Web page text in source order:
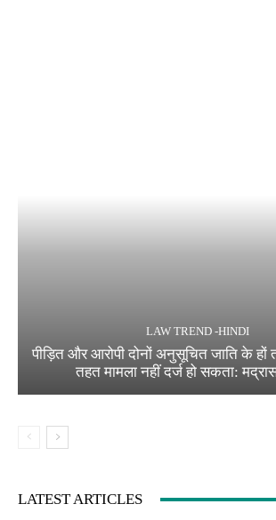
LAW TREND -HINDI
पीड़ित और आरोपी दोनों अनुसूचित जाति के हों
तहत मामला नहीं दर्ज हो सकता: मद्रास
LATEST ARTICLES